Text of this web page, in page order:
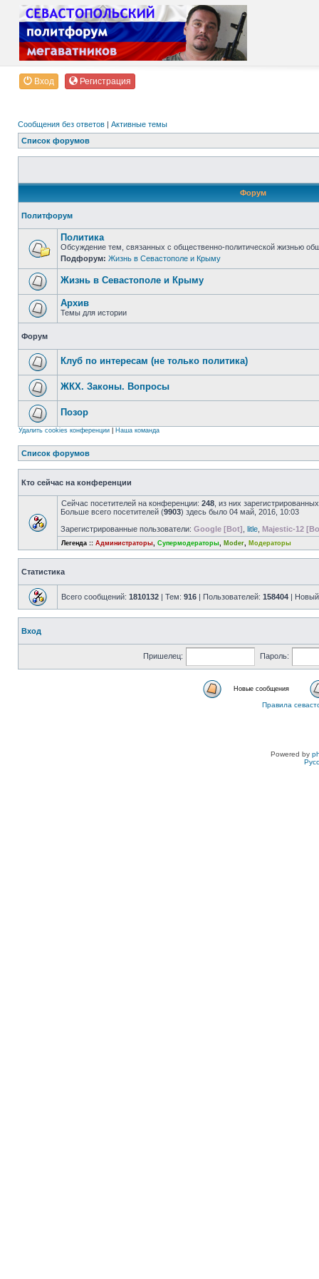
Вход Регистрация
Сообщения без ответов | Активные темы
Список форумов
Форум
Политфорум
Политика
Обсуждение тем, связанных с общественно-политической жизнью
Подфорум: Жизнь в Севастополе и Крыму
Жизнь в Севастополе и Крыму
Архив
Темы для истории
Форум
Клуб по интересам (не только политика)
ЖКХ. Законы. Вопросы
Позор
Удалить cookies конференции Наша команда
Список форумов
Кто сейчас на конференции
Сейчас посетителей на конференции: 248 , из них
Больше всего посетителей (9903) здесь было 04 май, 2016, 10:03
Зарегистрированные пользователи: Google [Bot] litle Majestic-12
Легенда :: Администраторы, Супермодераторы, Moder, Модераторы
Статистика
Всего сообщений: 1810132 | Тем: 916 | Пользователей: 158404 |
Вход
Пришелец: Пароль:
Новые сообщения
Правила
Powered by